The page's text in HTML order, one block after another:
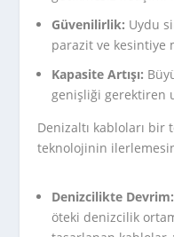
Güvenilirlik: Uydu
parazit ve kesintiye
Kapasite Artışı:
genişliği gerektiren
Denizaltı kabloları
teknolojinin
Denizcilikte
öteki denizcilik